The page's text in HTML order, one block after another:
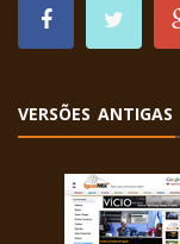
VERSÕES ANTIGAS